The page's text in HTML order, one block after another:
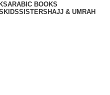
ARABIC BOOKS
KIDSSISTERS HAJJ & UMRAH